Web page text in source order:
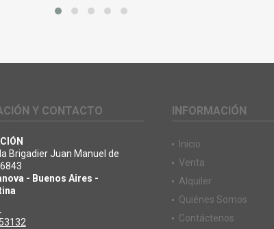
Y CONTACTO
Brigadier Juan Manuel de
- Buenos Aires -
INFORMACIÓN
Inicio
Venta
Alquiler
Quiénes Somos
Contáctenos